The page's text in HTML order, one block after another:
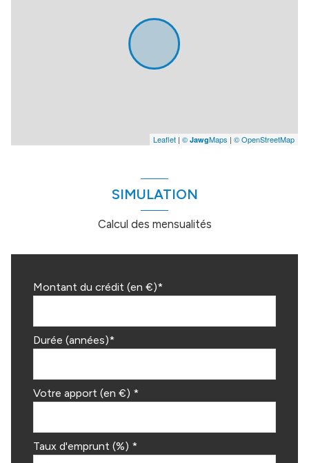
Leaflet | © JawgMaps | © OpenStreetMap
SIMULATION
Calcul des mensualités
Montant du crédit (en €)*
Durée (années)*
Votre apport (en €) *
Taux d'emprunt (%) *